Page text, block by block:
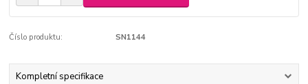
Číslo produktu: SN1144
Kompletní specifikace